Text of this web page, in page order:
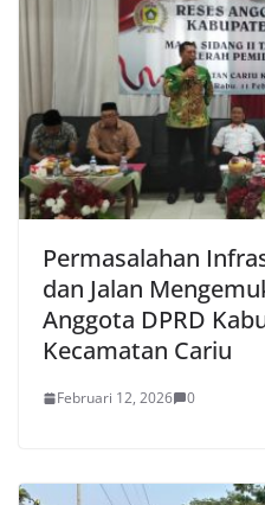
Permasalahan
dan Jalan
Anggota DPRD
Kecamatan Cariu
Februari 12, 2026 0